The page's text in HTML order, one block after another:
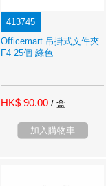
413745
Officemart 吊掛式文件夾
F4 25個 綠色
HK$ 90.00 / 盒
加入購物車